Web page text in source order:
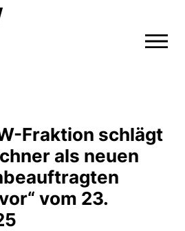
Fraktion schlägt
als neuen
vom 23.